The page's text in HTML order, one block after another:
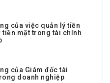
của việc quản lý tiền
tiền mặt trong tài chính
của Giám đốc tài
doanh nghiệp